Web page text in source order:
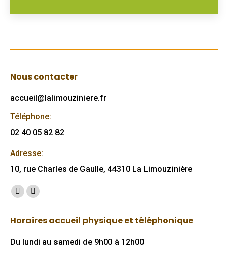
Nous contacter
accueil@lalimouziniere.fr
Téléphone:
02 40 05 82 82
Adresse:
10, rue Charles de Gaulle, 44310 La Limouzinière
Trouvez nous sur :
Facebook
opens
in
Mail
opens
in
Horaires accueil physique et téléphonique
Du lundi au samedi de 9h00 à 12h00